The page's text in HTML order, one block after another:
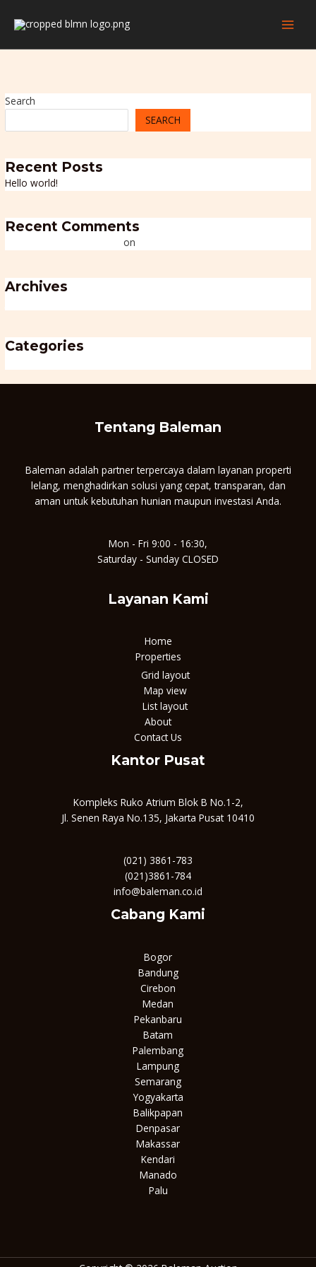
Search
SEARCH
Recent Posts
Hello world!
Recent Comments
on
Archives
Categories
Tentang Baleman
Baleman adalah partner terpercaya dalam layanan properti
lelang, menghadirkan solusi yang cepat, transparan, dan
aman untuk kebutuhan hunian maupun investasi Anda.
Mon - Fri 9:00 - 16:30,
Saturday - Sunday CLOSED
Layanan Kami
Home
Properties
Grid layout
Map view
List layout
About
Contact Us
Kantor Pusat
Kompleks Ruko Atrium Blok B No.1-2,
Jl. Senen Raya No.135, Jakarta Pusat 10410
(021) 3861-783
(021)3861-784
info@baleman.co.id
Cabang Kami
Bogor
Bandung
Cirebon
Medan
Pekanbaru
Batam
Palembang
Lampung
Semarang
Yogyakarta
Balikpapan
Denpasar
Makassar
Kendari
Manado
Palu